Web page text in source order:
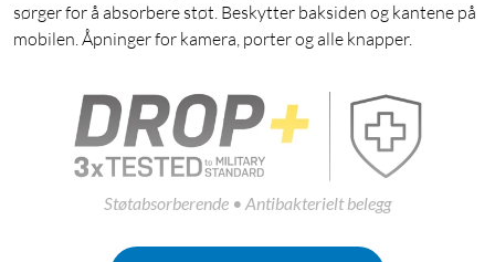
sørger for å absorbere støt. Beskytter baksiden og kantene på
mobilen. Åpninger for kamera, porter og alle knapper.
Støtabsorberende • Antibakterielt belegg